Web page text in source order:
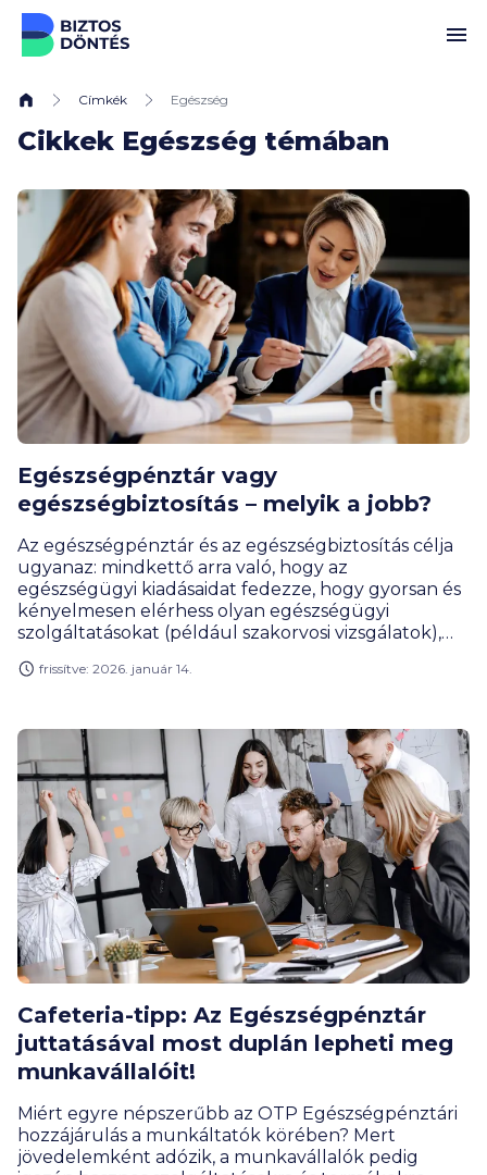
Ugrás a tartalomhoz
Címkék Egészség
Cikkek Egészség témában
Egészségpénztár vagy
egészségbiztosítás – melyik a jobb?
Az egészségpénztár és az egészségbiztosítás célja
ugyanaz: mindkettő arra való, hogy az
egészségügyi kiadásaidat fedezze, hogy gyorsan és
kényelmesen elérhess olyan egészségügyi
szolgáltatásokat (például szakorvosi vizsgálatok),
lehetőséged, és közben spórolj a kiadásaidon.
frissítve: 2026. január 14.
Cafeteria-tipp: Az Egészségpénztár
juttatásával most duplán lepheti meg
munkavállalóit!
Miért egyre népszerűbb az OTP Egészségpénztári
hozzájárulás a munkáltatók körében? Mert
jövedelemként adózik, a munkavállalók pedig